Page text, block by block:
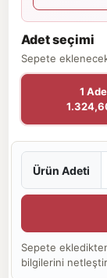
Adet seçimi
Sepete
1
Ürün Adeti
Sepete
bilgilerini